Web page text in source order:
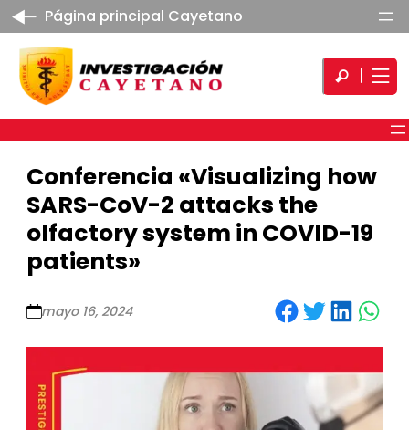
Página principal Cayetano
Conferencia «Visualizing how
SARS-CoV-2 attacks the
olfactory system in COVID-19
patients»
mayo 16, 2024 Share on Facebook Share on Twitter Share on LinkedIn Share on WhatsApp